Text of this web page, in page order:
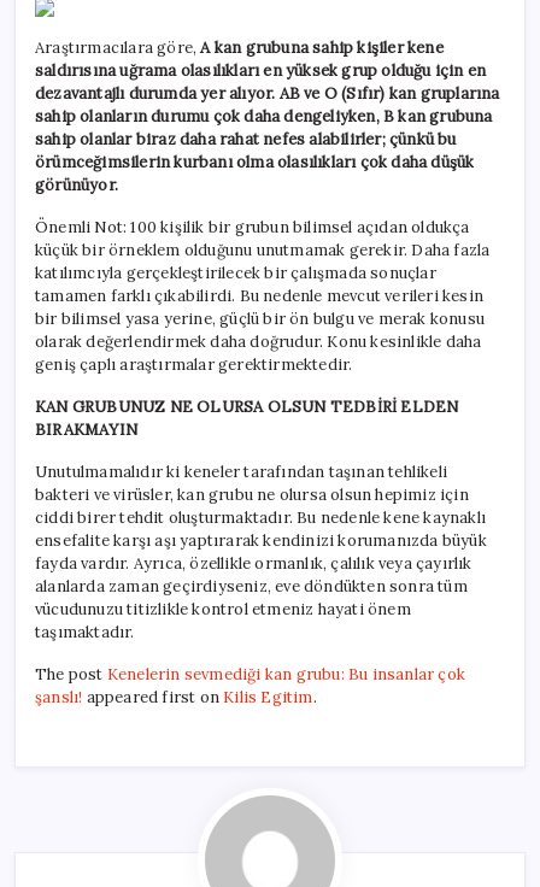
Araştırmacılara göre, A kan grubuna sahip kişiler kene
saldırısına uğrama olasılıkları en yüksek grup olduğu için en
dezavantajlı durumda yer alıyor. AB ve O (Sıfır) kan gruplarına
sahip olanların durumu çok daha dengeliyken, B kan grubuna
sahip olanlar biraz daha rahat nefes alabilirler; çünkü bu
örümceğimsilerin kurbanı olma olasılıkları çok daha düşük
görünüyor.
Önemli Not: 100 kişilik bir grubun bilimsel açıdan oldukça
küçük bir örneklem olduğunu unutmamak gerekir. Daha fazla
katılımcıyla gerçekleştirilecek bir çalışmada sonuçlar
tamamen farklı çıkabilirdi. Bu nedenle mevcut verileri kesin
bir bilimsel yasa yerine, güçlü bir ön bulgu ve merak konusu
olarak değerlendirmek daha doğrudur. Konu kesinlikle daha
geniş çaplı araştırmalar gerektirmektedir.
KAN GRUBUNUZ NE OLURSA OLSUN TEDBİRİ ELDEN
BIRAKMAYIN
Unutulmamalıdır ki keneler tarafından taşınan tehlikeli
bakteri ve virüsler, kan grubu ne olursa olsun hepimiz için
ciddi birer tehdit oluşturmaktadır. Bu nedenle kene kaynaklı
ensefalite karşı aşı yaptırarak kendinizi korumanızda büyük
fayda vardır. Ayrıca, özellikle ormanlık, çalılık veya çayırlık
alanlarda zaman geçirdiyseniz, eve döndükten sonra tüm
vücudunuzu titizlikle kontrol etmeniz hayati önem
taşımaktadır.
The post Kenelerin sevmediği kan grubu: Bu insanlar çok
şanslı! appeared first on Kilis Egitim.